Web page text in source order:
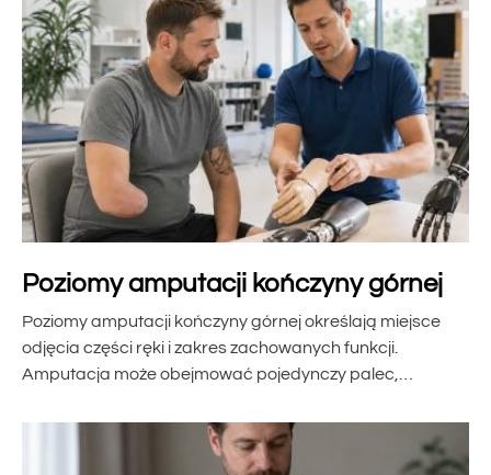
Poziomy amputacji kończyny górnej
Poziomy amputacji kończyny górnej określają miejsce
odjęcia części ręki i zakres zachowanych funkcji.
Amputacja może obejmować pojedynczy palec,…